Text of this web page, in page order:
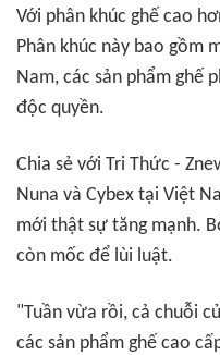
Với phân khúc ghế cao
Phân khúc này bao gồm
Nam, các sản phẩm ghế
độc quyền.
Chia sẻ với Tri Thức -
Nuna và Cybex tại Việt
mới thật sự tăng mạnh.
còn mốc để lùi luật.
"Tuần vừa rồi, cả chuỗi
các sản phẩm ghế cao